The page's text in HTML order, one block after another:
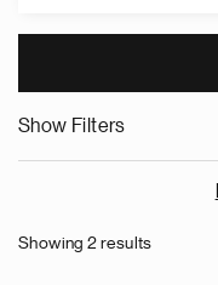
Show Filters
Showing 2 results